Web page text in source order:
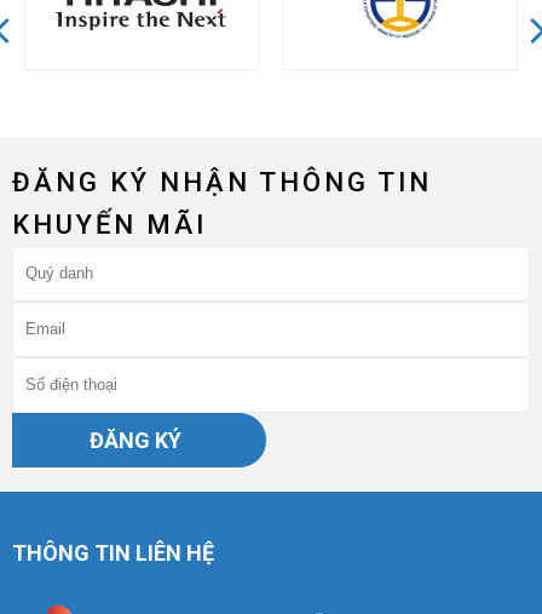
ĐĂNG KÝ NHẬN THÔNG TIN
KHUYẾN MÃI
ĐĂNG KÝ
THÔNG TIN LIÊN HỆ